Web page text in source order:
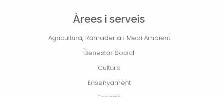
Àrees i serveis
Agricultura, Ramaderia i Medi Ambient
Benestar Social
Cultura
Ensenyament